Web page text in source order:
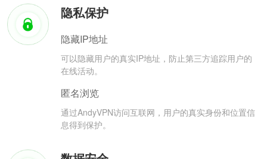
隐私保护
隐藏IP地址
可以隐藏用户的真实IP地址，防止第三方追踪用户的
在线活动。
匿名浏览
通过AndyVPN访问互联网，用户的真实身份和位置信
息得到保护。